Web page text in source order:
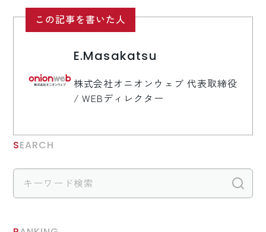
この記事を書いた人
E.Masakatsu
株式会社オニオンウェブ 代表取締役
/ WEBディレクター
SEARCH